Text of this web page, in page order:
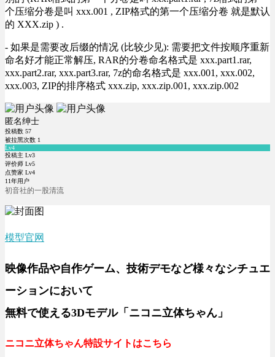
个压缩分卷是叫 xxx.001 , ZIP格式的第一个压缩分卷 就是默认
的 XXX.zip ) .
- 如果是需要改后缀的情况 (比较少见): 需要把文件按顺序重新
命名好才能正常解压, RAR的分卷命名格式是 xxx.part1.rar,
xxx.part2.rar, xxx.part3.rar, 7z的命名格式是 xxx.001, xxx.002,
xxx.003, ZIP的排序格式 xxx.zip, xxx.zip.001, xxx.zip.002
匿名绅士
投稿数 57
被拉黑次数 1
Lv4
投稿主 Lv3
评价师 Lv5
点赞家 Lv4
11年用户
初音社的一股清流
模型官网
映像作品や自作ゲーム、技術デモなど様々なシチュエ
ーションにおいて
無料で使える3Dモデル「ニコニ立体ちゃん」
ニコニ立体ちゃん特設サイトはこちら